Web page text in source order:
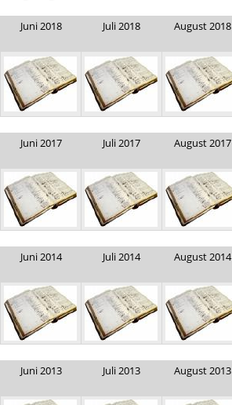
Juni 2018 Juli 2018 August 2018
Juni 2017 Juli 2017 August 2017
Juni 2014 Juli 2014 August 2014
Juni 2013 Juli 2013 August 2013